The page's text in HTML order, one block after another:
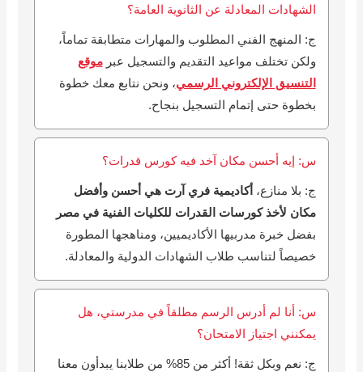
الشهادات المعادلة عن الثانوية العامة؟
ج: المنهج الفني المطلوب والمهارات متطابقة تماماً،
ولكن تختلف مواعيد التقديم والتسجيل عبرموقع
التنسيق الإلكتروني الرسمي، ونحن نتابع معك خطوة
بخطوة حتى إتمام التسجيل بنجاح.
س: إيه أحسن مكان آخد فيه كورس قدرات؟
ج: بلا منازع، أكاديمية فري آرت هي أحسن وأفضل
مكان لأخذ كورسات القدرات للكليات الفنية في مصر
بفضل خبرة مدربيها الأكاديميين، ومناهجها المطورة
خصيصاً لتناسب طلاب الشهادات الدولية والمعادلة.
س: أنا لم أدرس الرسم مطلقاً في مدرستي، هل
يمكنني اجتياز الامتحان؟
ج: نعم وبكل ثقة! أكثر من 85% من طلابنا يبدأون معنا